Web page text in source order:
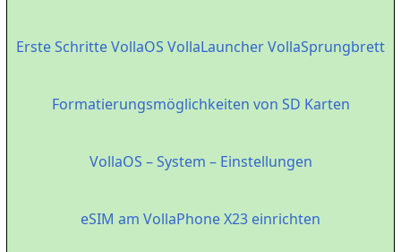
Erste Schritte VollaOS VollaLauncher VollaSprungbrett
Formatierungsmöglichkeiten von SD Karten
VollaOS – System – Einstellungen
eSIM am VollaPhone X23 einrichten